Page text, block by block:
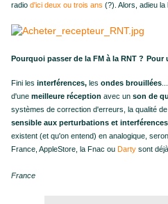
radio d'ici deux ou trois ans (?). Alors, adieu la
Pourquoi passer de la FM à la RNT ? Pour
Fini les interférences, les ondes brouillées
d'une meilleure réception avec un son de
systèmes de correction d'erreurs, la qualité
sensible aux perturbations et interférences
existent (et qu'on entend) en analogique,
France, AppleStore, la Fnac ou Darty sont
France